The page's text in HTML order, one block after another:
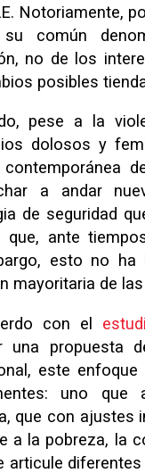
Notoriamente,
su común
no de los
posibles
pese a la
dolosos y
contemporánea
a andar
de seguridad
que, ante
esto no
mayoritaria de
con el
una propuesta
este
uno que
que con ajustes
a la pobreza, la
articule